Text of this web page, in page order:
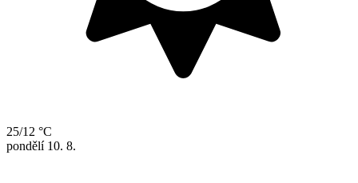
25/12 °C
pondělí 10. 8.